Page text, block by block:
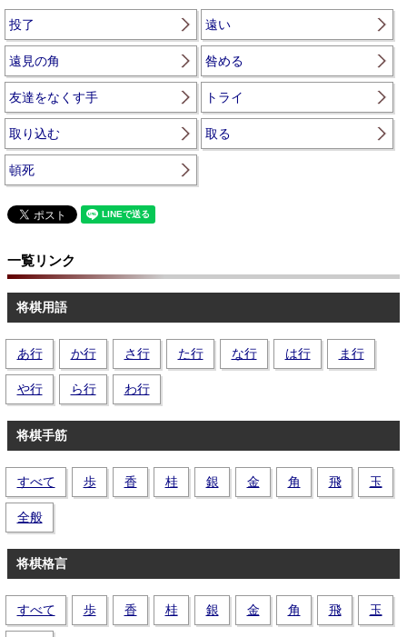
投了 遠い
遠見の角 咎める
友達をなくす手 トライ
取り込む 取る
頓死
一覧リンク
将棋用語
あ行 か行 さ行 た行 な行 は行 ま行
や行 ら行 わ行
将棋手筋
すべて 歩 香 桂 銀 金 角 飛 玉
全般
将棋格言
すべて 歩 香 桂 銀 金 角 飛 玉